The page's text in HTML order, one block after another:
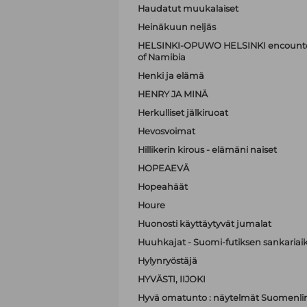
Haudatut muukalaiset
Heinäkuun neljäs
HELSINKI-OPUWO HELSINKI
of Namibia
Henki ja elämä
HENRY JA MINÄ
Herkulliset jälkiruoat
Hevosvoimat
Hillikerin kirous - elämäni naiset
HOPEAEVÄ
Hopeahäät
Houre
Huonosti käyttäytyvät jumalat
Huuhkajat - Suomi-futiksen
Hylynryöstäjä
HYVÄSTI, IIJOKI
Hyvä omatunto : näytelmät